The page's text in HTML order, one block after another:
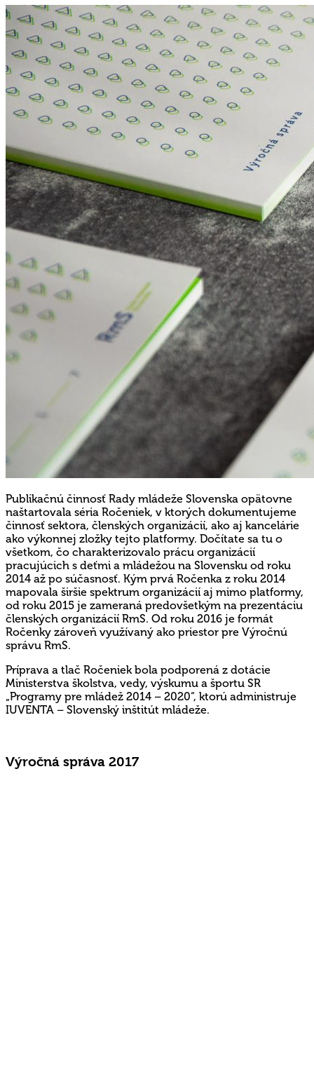
Publikačnú činnosť Rady mládeže Slovenska opätovne
naštartovala séria Ročeniek, v ktorých dokumentujeme
činnosť sektora, členských organizácií, ako aj kancelárie
ako výkonnej zložky tejto platformy. Dočítate sa tu o
všetkom, čo charakterizovalo prácu organizácií
pracujúcich s deťmi a mládežou na Slovensku od roku
2014 až po súčasnosť. Kým prvá Ročenka z roku 2014
mapovala širšie spektrum organizácií aj mimo platformy,
od roku 2015 je zameraná predovšetkým na prezentáciu
členských organizácií RmS. Od roku 2016 je formát
Ročenky zároveň využívaný ako priestor pre Výročnú
správu RmS.
Príprava a tlač Ročeniek bola podporená z dotácie
Ministerstva školstva, vedy, výskumu a športu SR
„Programy pre mládež 2014 – 2020“, ktorú administruje
IUVENTA – Slovenský inštitút mládeže.
Výročná správa 2017